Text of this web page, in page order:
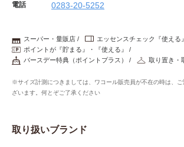
電話 0283-20-5252
スーパー・量販店
エッセンスチェック『使える』
ポイントが『貯まる』・『使える』
バースデー特典（ポイントプラス）
取り置き・
※サイズ計測につきましては、ワコール販売員が不在の時は、
ざいます。何とぞご了承ください
取り扱いブランド